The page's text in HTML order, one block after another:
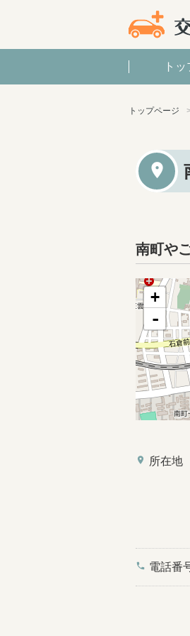
ト
トップページ
南町や
+
-
place 所在地
phone 電話番